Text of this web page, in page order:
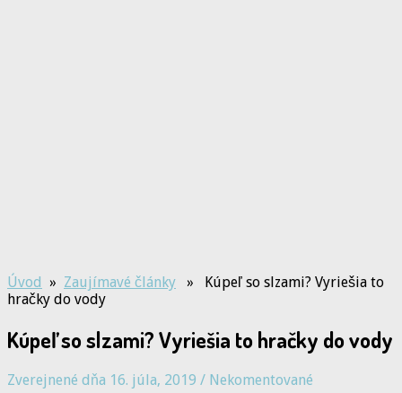
Úvod » Zaujímavé články » Kúpeľ so slzami? Vyriešia to
hračky do vody
Kúpeľ so slzami? Vyriešia to hračky do vody
Zverejnené dňa 16. júla, 2019 / Nekomentované